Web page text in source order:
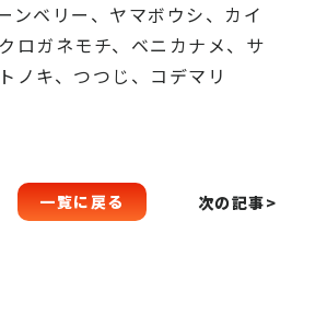
ンベリー、ヤマボウシ、カイ
ロガネモチ、ベニカナメ、サ
ノキ、 つつじ、コデマリ
一覧に戻る 次の記事>